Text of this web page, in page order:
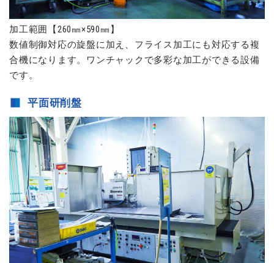
加工範囲【260㎜×590㎜】
数値制御対応の旋盤に加え、フライス加工にも対応する複
合機になります。ワンチャックで多彩な加工ができる設備
です。
平面研削盤